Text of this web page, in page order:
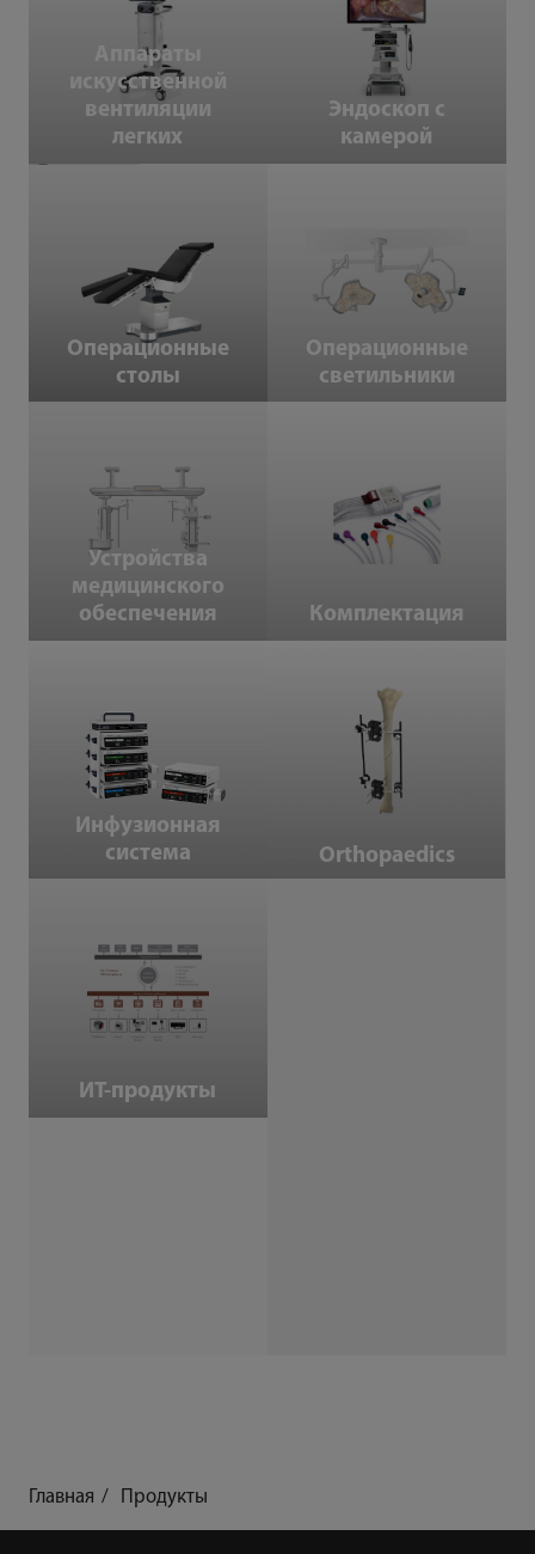
Аппараты
искусственной
вентиляции
легких
Эндоскоп с
камерой
Операционные
столы
Операционные
светильники
обеспечения
Устройства
медицинского
обеспечения
Комплектация
Инфузионная
система
Orthopaedics
ИТ-продукты
Главная Продукты